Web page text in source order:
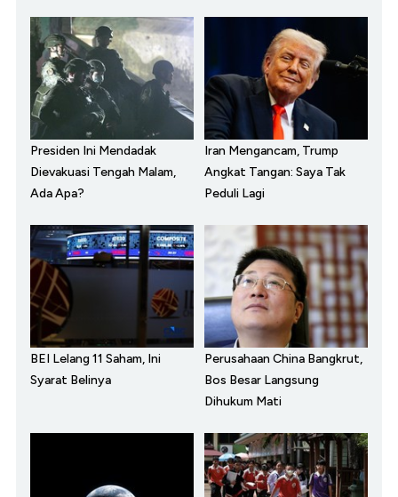
Presiden Ini Mendadak
Dievakuasi Tengah Malam,
Ada Apa?
Iran Mengancam, Trump
Angkat Tangan: Saya Tak
Peduli Lagi
BEI Lelang 11 Saham, Ini
Syarat Belinya
Perusahaan China Bangkrut,
Bos Besar Langsung
Dihukum Mati